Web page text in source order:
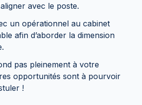
avec le poste.
un opérationnel au cabinet
afin d’aborder la dimension
pas pleinement à votre
opportunités sont à pourvoir
!